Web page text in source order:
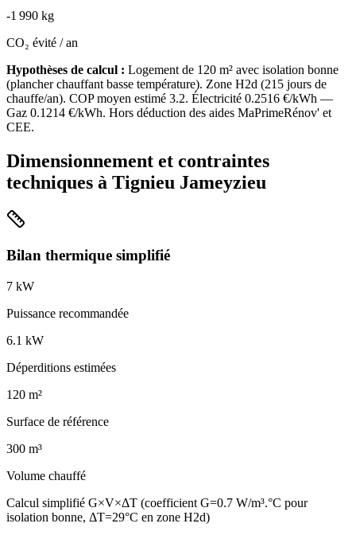
-1 990 kg
CO₂ évité / an
Hypothèses de calcul : Logement de 120 m² avec isolation bonne
(plancher chauffant basse température). Zone H2d (215 jours de
chauffe/an). COP moyen estimé 3.2. Électricité 0.2516 €/kWh —
Gaz 0.1214 €/kWh. Hors déduction des aides MaPrimeRénov' et
CEE.
Dimensionnement et contraintes
techniques à Tignieu Jameyzieu
Bilan thermique simplifié
7 kW
Puissance recommandée
6.1 kW
Déperditions estimées
120 m²
Surface de référence
300 m³
Volume chauffé
Calcul simplifié G×V×ΔT (coefficient G=0.7 W/m³.°C pour
isolation bonne, ΔT=29°C en zone H2d)